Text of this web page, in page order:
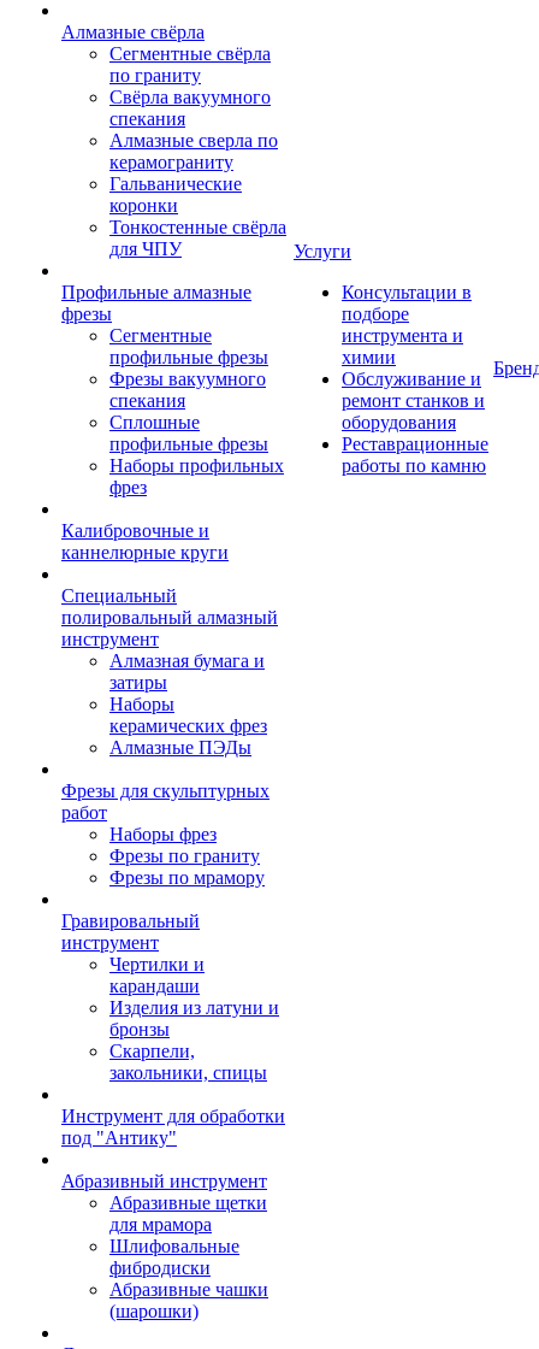
Алмазные свёрла
Сегментные свёрла
по граниту
Свёрла вакуумного
спекания
Алмазные сверла по
керамограниту
Гальванические
коронки
Тонкостенные свёрла
для ЧПУ
Профильные алмазные
фрезы
Сегментные
профильные фрезы
Фрезы вакуумного
спекания
Сплошные
профильные фрезы
Наборы профильных
фрез
Калибровочные и
каннелюрные круги
Специальный
полировальный алмазный
инструмент
Алмазная бумага и
затиры
Наборы
керамических фрез
Алмазные ПЭДы
Фрезы для скульптурных
работ
Наборы фрез
Фрезы по граниту
Фрезы по мрамору
Гравировальный
инструмент
Чертилки и
карандаши
Изделия из латуни и
бронзы
Скарпели,
закольники, спицы
Инструмент для обработки
под "Антику"
Абразивный инструмент
Абразивные щетки
для мрамора
Шлифовальные
фибродиски
Абразивные чашки
(шарошки)
Услуги
Консультации в
подборе
инструмента и
химии
Обслуживание и
ремонт станков и
оборудования
Реставрационные
работы по камню